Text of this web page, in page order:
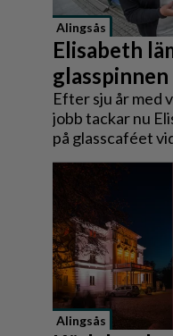
Alingsås
Elisabeth
Efter sju år med
jobb tackar nu
på glasscaféet
gör inga mindre
Håkan Mild,
Björnen.
Alingsås